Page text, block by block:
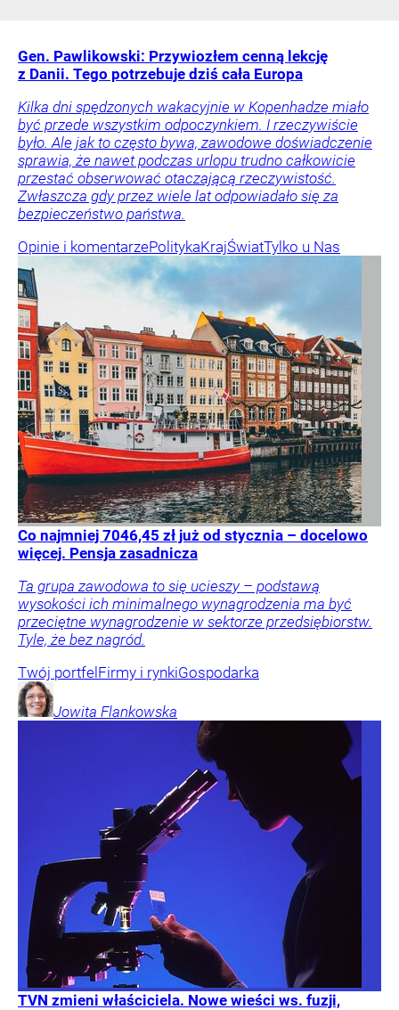
Gen. Pawlikowski: Przywiozłem cenną lekcję
z Danii. Tego potrzebuje dziś cała Europa
Kilka dni spędzonych wakacyjnie w Kopenhadze miało
być przede wszystkim odpoczynkiem. I rzeczywiście
było. Ale jak to często bywa, zawodowe doświadczenie
sprawia, że nawet podczas urlopu trudno całkowicie
przestać obserwować otaczającą rzeczywistość.
Zwłaszcza gdy przez wiele lat odpowiadało się za
bezpieczeństwo państwa.
Opinie i komentarzePolitykaKrajŚwiatTylko u Nas
Co najmniej 7046,45 zł już od stycznia – docelowo
więcej. Pensja zasadnicza
Ta grupa zawodowa to się ucieszy – podstawą
wysokości ich minimalnego wynagrodzenia ma być
przeciętne wynagrodzenie w sektorze przedsiębiorstw.
Tyle, że bez nagród.
Twój portfel Firmy i rynkiGospodarka
Jowita Flankowska
TVN zmieni właściciela. Nowe wieści ws. fuzji,